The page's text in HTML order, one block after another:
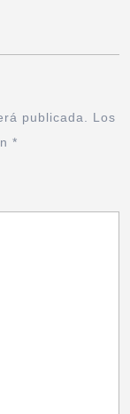
publicada.
Los
*